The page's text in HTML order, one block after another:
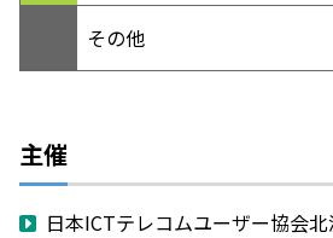
その他
主催
日本ICTテレコムユーザー協会